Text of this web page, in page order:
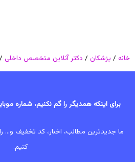
خانه / پزشکان / دکتر آنلاین متخصص داخلی
برای اینکه همدیگر را گم نکنیم، شماره
ما جدیدترین مطالب، اخبار، کد تخفیف و...
کنیم.